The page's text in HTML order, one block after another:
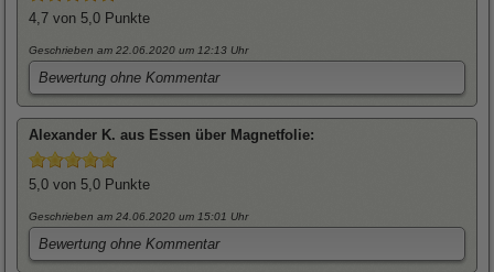
4,7 von 5,0 Punkte
Geschrieben am 22.06.2020 um 12:13 Uhr
Bewertung ohne Kommentar
Alexander K. aus Essen über Magnetfolie:
5,0 von 5,0 Punkte
Geschrieben am 24.06.2020 um 15:01 Uhr
Bewertung ohne Kommentar